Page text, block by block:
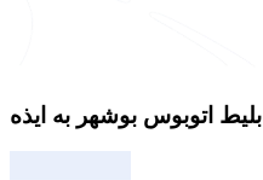
بلیط اتوبوس بوشهر به ایذه